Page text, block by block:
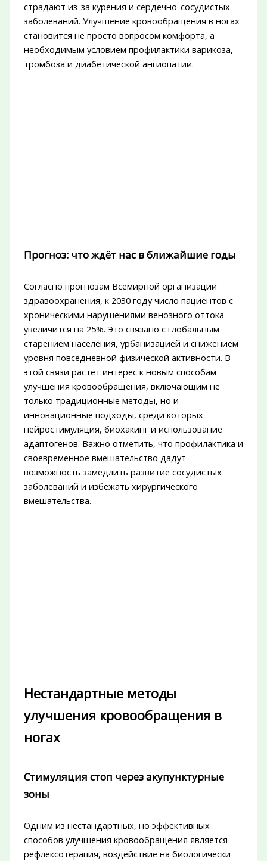
страдают из-за курения и сердечно-сосудистых
заболеваний. Улучшение кровообращения в ногах
становится не просто вопросом комфорта, а
необходимым условием профилактики варикоза,
тромбоза и диабетической ангиопатии.
Прогноз: что ждёт нас в ближайшие годы
Согласно прогнозам Всемирной организации
здравоохранения, к 2030 году число пациентов с
хроническими нарушениями венозного оттока
увеличится на 25%. Это связано с глобальным
старением населения, урбанизацией и снижением
уровня повседневной физической активности. В
этой связи растёт интерес к новым способам
улучшения кровообращения, включающим не
только традиционные методы, но и
инновационные подходы, среди которых —
нейростимуляция, биохакинг и использование
адаптогенов. Важно отметить, что профилактика и
своевременное вмешательство дадут
возможность замедлить развитие сосудистых
заболеваний и избежать хирургического
вмешательства.
Нестандартные методы
улучшения кровообращения в
ногах
Стимуляция стоп через акупунктурные
зоны
Одним из нестандартных, но эффективных
способов улучшения кровообращения является
рефлексотерапия, воздействие на биологически